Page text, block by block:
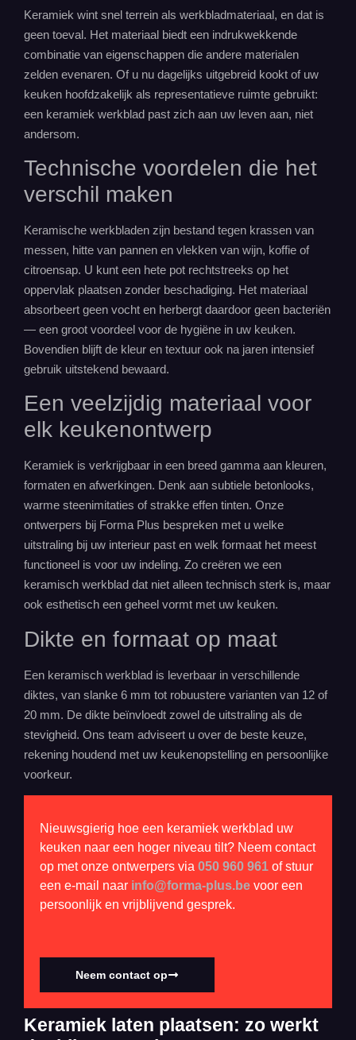
Keramiek wint snel terrein als werkbladmateriaal, en dat is
geen toeval. Het materiaal biedt een indrukwekkende
combinatie van eigenschappen die andere materialen
zelden evenaren. Of u nu dagelijks uitgebreid kookt of uw
keuken hoofdzakelijk als representatieve ruimte gebruikt:
een keramiek werkblad past zich aan uw leven aan, niet
andersom.
Technische voordelen die het
verschil maken
Keramische werkbladen zijn bestand tegen krassen van
messen, hitte van pannen en vlekken van wijn, koffie of
citroensap. U kunt een hete pot rechtstreeks op het
oppervlak plaatsen zonder beschadiging. Het materiaal
absorbeert geen vocht en herbergt daardoor geen bacteriën
— een groot voordeel voor de hygiëne in uw keuken.
Bovendien blijft de kleur en textuur ook na jaren intensief
gebruik uitstekend bewaard.
Een veelzijdig materiaal voor
elk keukenontwerp
Keramiek is verkrijgbaar in een breed gamma aan kleuren,
formaten en afwerkingen. Denk aan subtiele betonlooks,
warme steenimitaties of strakke effen tinten. Onze
ontwerpers bij Forma Plus bespreken met u welke
uitstraling bij uw interieur past en welk formaat het meest
functioneel is voor uw indeling. Zo creëren we een
keramisch werkblad dat niet alleen technisch sterk is, maar
ook esthetisch een geheel vormt met uw keuken.
Dikte en formaat op maat
Een keramisch werkblad is leverbaar in verschillende
diktes, van slanke 6 mm tot robuustere varianten van 12 of
20 mm. De dikte beïnvloedt zowel de uitstraling als de
stevigheid. Ons team adviseert u over de beste keuze,
rekening houdend met uw keukenopstelling en persoonlijke
voorkeur.
Nieuwsgierig hoe een keramiek werkblad uw
keuken naar een hoger niveau tilt? Neem contact
op met onze ontwerpers via 050 960 961 of stuur
een e-mail naar info@forma-plus.be voor een
persoonlijk en vrijblijvend gesprek.
Neem contact op
Keramiek laten plaatsen: zo werkt